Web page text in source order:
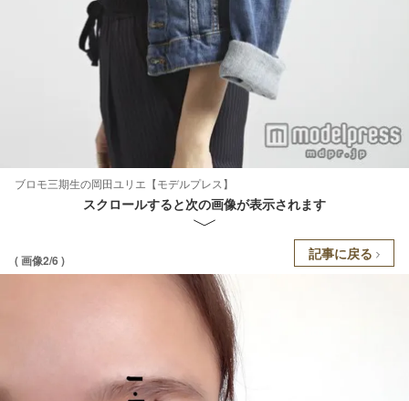
ブロモ三期生の岡田ユリエ【モデルプレス】
スクロールすると次の画像が表示されます
( 画像2/6 ) 記事に戻る